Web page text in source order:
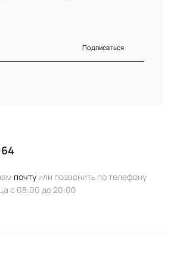
Подписаться
почту или позвонить по телефону
с 08:00 до 20:00